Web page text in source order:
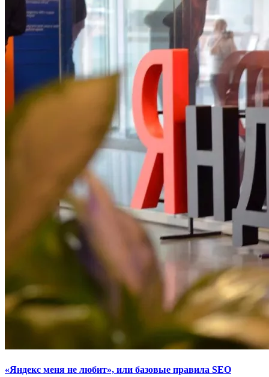
«Яндекс меня не любит», или базовые правила SEO